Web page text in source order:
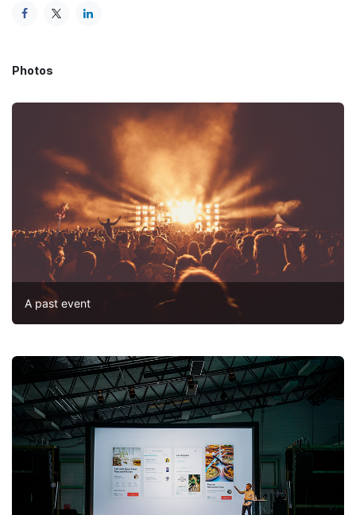
Photos
A past event